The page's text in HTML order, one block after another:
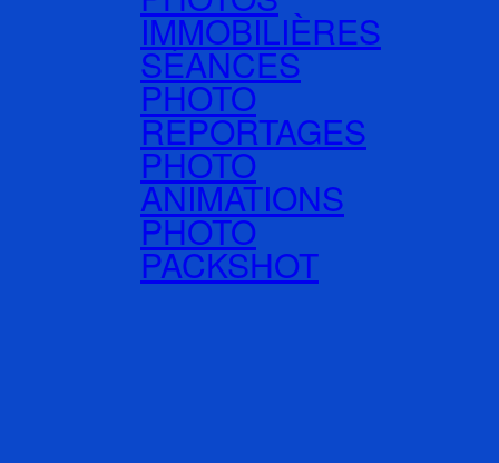
IMMOBILIÈRES
SÉANCES
PHOTO
REPORTAGES
PHOTO
ANIMATIONS
PHOTO
PACKSHOT